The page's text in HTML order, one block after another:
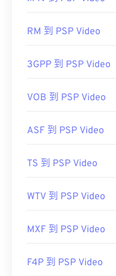
开发者：
有用的链接：
https://
RM 到 PSP Video
3GPP 到 PSP Video
VOB 到 PSP Video
ASF 到 PSP Video
TS 到 PSP Video
WTV 到 PSP Video
MXF 到 PSP Video
F4P 到 PSP Video